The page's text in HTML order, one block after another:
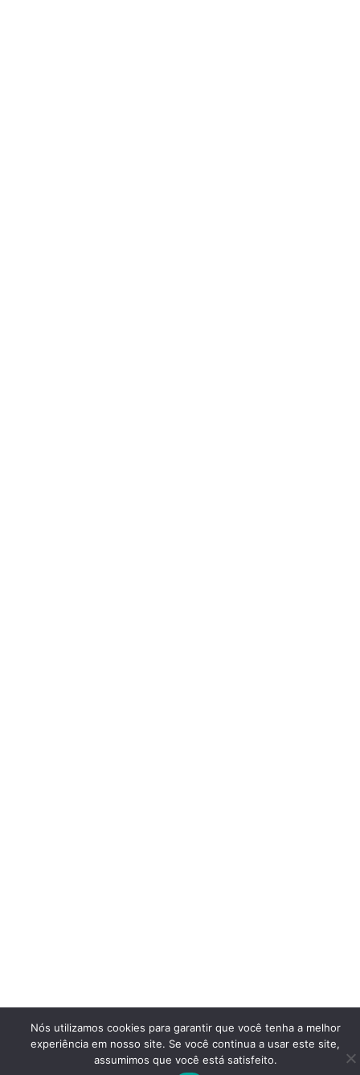
Nós utilizamos cookies para garantir que você tenha a melhor
experiência em nosso site. Se você continua a usar este site,
assumimos que você está satisfeito.